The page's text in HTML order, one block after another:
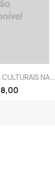
rápidaNA...